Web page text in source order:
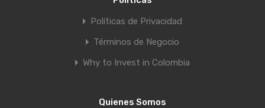
Políticas de Privacidad
Términos de Negocio
Why to Invest in Colombia
Quienes Somos